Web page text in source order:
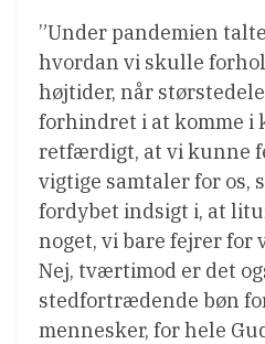
”Under pandemien
hvordan vi skulle
højtider, når
forhindret i at komme i
retfærdigt, at vi kunne
vigtige samtaler for os,
fordybet indsigt i, at
noget, vi bare fejrer for
Nej, tværtimod er det
stedfortrædende bøn
mennesker, for hele